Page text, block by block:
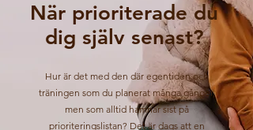
När prioriterade du
dig själv senast?
Hur är det med den där egentiden och
träningen som du planerat många gånger,
men som alltid hamnar sist på
prioriteringslistan? Det är dags att en